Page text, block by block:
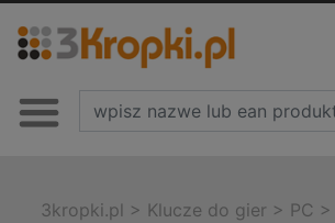
3kropki.pl > Klucze do gier > PC >